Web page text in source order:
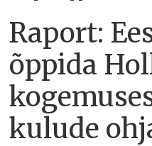
Raport:
õppida
kulude